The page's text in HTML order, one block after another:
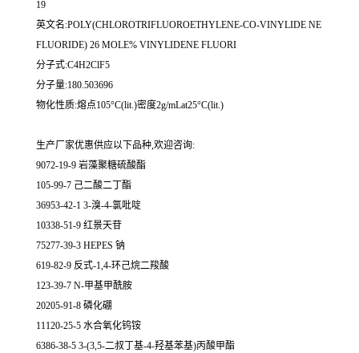
19
英文名:POLY(CHLOROTRIFLUOROETHYLENE-CO-VINYLIDE NE
FLUORIDE) 26 MOLE% VINYLIDENE FLUORI
分子式:C4H2ClF5
分子量:180.503696
物化性质:熔点105°C(lit.)密度2g/mLat25°C(lit.)
生产厂家优惠供应以下品种,欢迎咨询:
9072-19-9 岩藻聚糖硫酸酯
105-99-7 己二酸二丁酯
36953-42-1 3-溴-4-氯吡啶
10338-51-9 红景天苷
75277-39-3 HEPES 钠
619-82-9 反式-1,4-环己烷二羧酸
123-39-7 N-甲基甲酰胺
20205-91-8 磷化硼
11120-25-5 水合氧化钨铵
6386-38-5 3-(3,5-二叔丁基-4-羟基苯基)丙酸甲酯